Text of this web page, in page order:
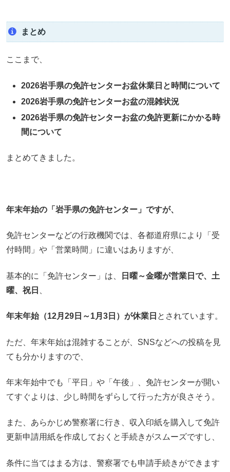
まとめ
ここまで、
2026岩手県の免許センターお盆休業日と時間について
2026岩手県の免許センターお盆の混雑状況
2026岩手県の免許センターお盆の免許更新にかかる時
間について
まとめてきました。
年末年始の「岩手県の免許センター」ですが、
免許センターなどの行政機関では、各都道府県により「受
付時間」や「営業時間」に違いはありますが、
基本的に「免許センター」は、
日曜～金曜が営業日で、土
曜、祝日
年末年始（12月29日～1月3日）が休業日 とされています。
ただ、年末年始は混雑することが、SNSなどへの投稿を見
ても分かりますので、
年末年始中でも「平日」や「午後」、免許センターが開い
てすぐよりは、少し時間をずらして行った方が良さそう。
また、あらかじめ警察署に行き、収入印紙を購入して免許
更新申請用紙を作成しておくと手続きがスムーズですし、
条件に当てはまる方は、警察署でも申請手続きができます